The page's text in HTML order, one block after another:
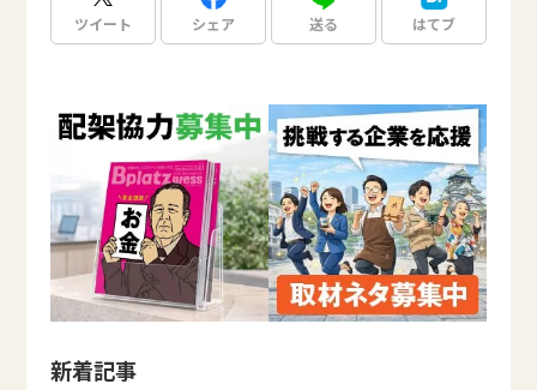
ツイート シェア 送る はてブ
新着記事